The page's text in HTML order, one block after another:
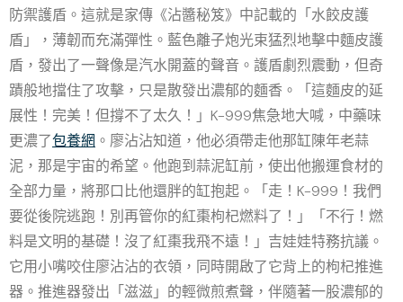
防禦護盾。這就是家傳《沾醬秘笈》中記載的「水餃皮護
盾」，薄韌而充滿彈性。藍色離子炮光束猛烈地擊中麵皮護
盾，發出了一聲像是汽水開蓋的聲音。護盾劇烈震動，但奇
蹟般地擋住了攻擊，只是散發出濃郁的麵香。「這麵皮的延
展性！完美！但撐不了太久！」K-999焦急地大喊，中藥味
更濃了包養網 。廖沾沾知道，他必須帶走他那缸陳年老蒜
泥，那是宇宙的希望。他跑到蒜泥缸前，使出他搬運食材的
全部力量，將那口比他還胖的缸抱起。「走！K-999！我們
要從後院逃跑！別再管你的紅棗枸杞燃料了！」「不行！燃
料是文明的基礎！沒了紅棗我飛不遠！」吉娃娃特務抗議。
它用小嘴咬住廖沾沾的衣領，同時開啟了它背上的枸杞推進
器。推進器發出「滋滋」的輕微煎煮聲，伴隨著一股濃郁的